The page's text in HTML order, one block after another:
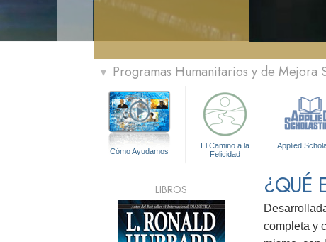
▼ Programas Humanitarios y de Mejora
Cómo Ayudamos
El Camino a la
Felicidad
Applied
¿QUÉ
completa y
LIBROS